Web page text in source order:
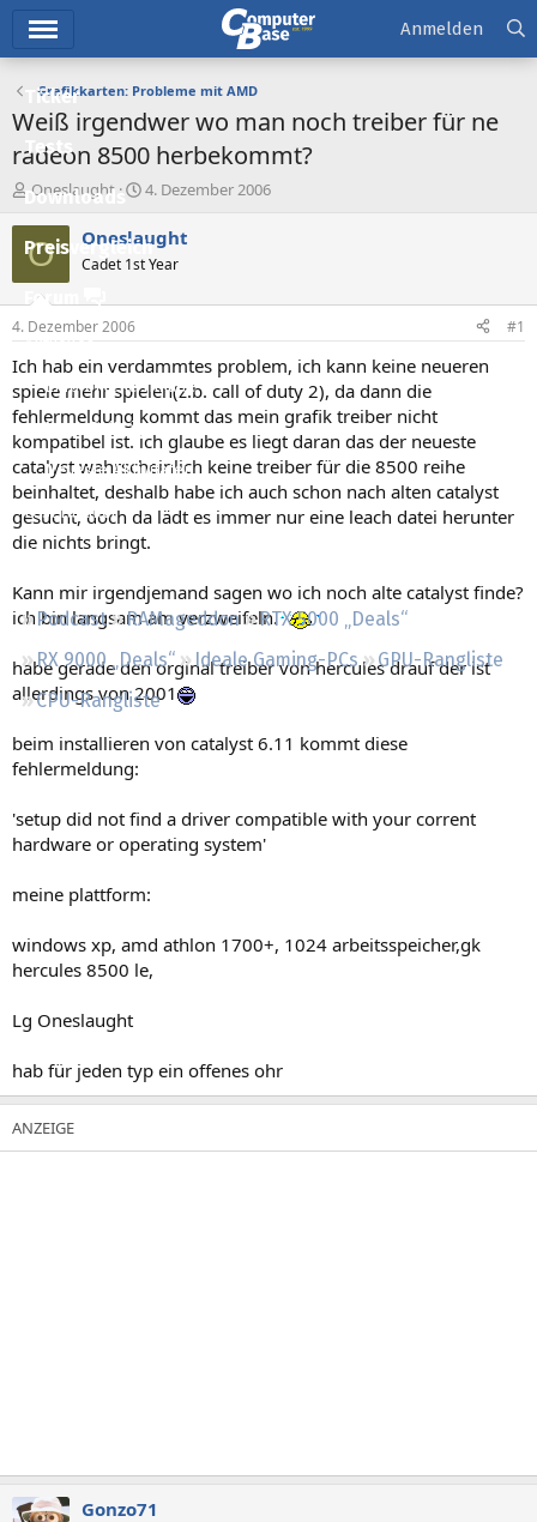
Ticker
Tests
Downloads
Preisvergleich
Forum
Aktuelles
Empfohlene Inhalte
Neue Beiträge
Neueste Aktivitäten
Leserartikel
Regeln
Podcast RAMageddon
RTX 5000 „Deals“
RX 9000 „Deals“
Ideale Gaming-PCs
GPU-Rangliste
CPU-Rangliste
Anmelden
Grafikkarten: Probleme mit AMD
Weiß irgendwer wo man noch treiber für ne
radeon 8500 herbekommt?
E
r
s
t
l
e
r
Oneslaught
E
s
e
t
a
m
4. Dezember 2006
O Oneslaught
Cadet 1st Year
4. Dezember 2006 #1
Ich hab ein verdammtes problem, ich kann keine neueren
spiele mehr spielen(z.b. call of duty 2), da dann die
fehlermeldung kommt das mein grafik treiber nicht
kompatibel ist. ich glaube es liegt daran das der neueste
catalyst wahrscheinlich keine treiber für die 8500 reihe
beinhaltet, deshalb habe ich auch schon nach alten catalyst
gesucht, doch da lädt es immer nur eine leach datei herunter
die nichts bringt.
Kann mir irgendjemand sagen wo ich noch alte catalyst finde?
ich bin langsam am verzweifeln.
habe gerade den orginal treiber von hercules drauf der ist
allerdings von 2001
beim installieren von catalyst 6.11 kommt diese
fehlermeldung:
'setup did not find a driver compatible with your corrent
hardware or operating system'
meine plattform:
windows xp, amd athlon 1700+, 1024 arbeitsspeicher,gk
hercules 8500 le,
Lg Oneslaught
hab für jeden typ ein offenes ohr
Gonzo71